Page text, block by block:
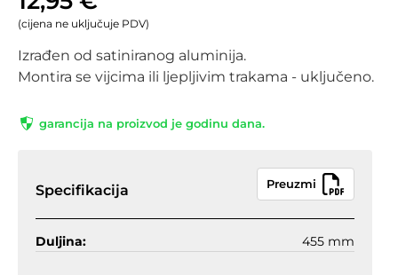
(cijena ne uključuje PDV)
Izrađen od satiniranog aluminija.
Montira se vijcima ili ljepljivim trakama - uključeno.
garancija na proizvod je godinu dana.
Specifikacija Preuzmi
Duljina: 455 mm